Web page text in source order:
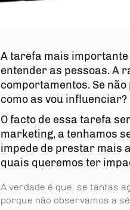
A tarefa mais importante
entender as pessoas. A
comportamentos. Se
como as vou influenciar?
O facto de essa tarefa
marketing, a tenhamos
impede de prestar mais
quais queremos ter
A verdade é que, se tantas
porque não observamos a